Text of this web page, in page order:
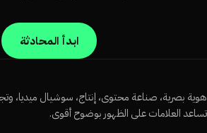
ابدأ المحادثة
بصرية، صناعة محتوى، إنتاج، سوشيال ميديا،
العلامات على الظهور بوضوح أقوى.